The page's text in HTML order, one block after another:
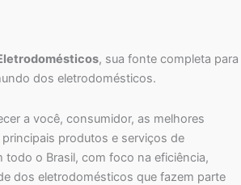
, sua fonte completa para
dos eletrodomésticos.
a você, consumidor, as melhores
produtos e serviços de
todo o Brasil, com foco na eficiência,
dos eletrodomésticos que fazem parte